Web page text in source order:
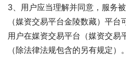
3、用户应当理解并同意，服务
（媒资交易平台金陵数藏）平
用户在媒资交易平台（媒资交易
（除法律法规包含的另有规定